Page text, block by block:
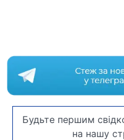
Будьте першим
на нашу